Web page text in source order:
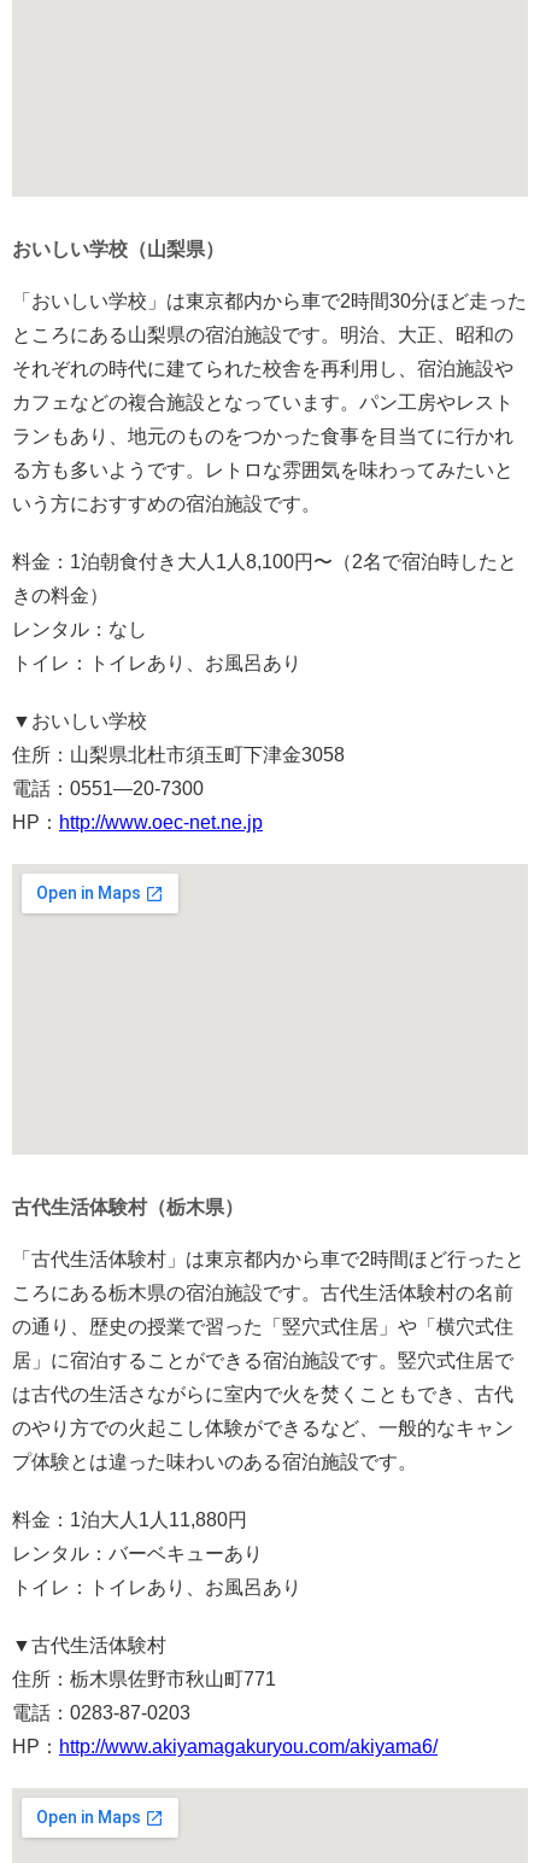
おいしい学校（山梨県）
「おいしい学校」は東京都内から車で2時間30分ほど走った
ところにある山梨県の宿泊施設です。明治、大正、昭和の
それぞれの時代に建てられた校舎を再利用し、宿泊施設や
カフェなどの複合施設となっています。パン工房やレスト
ランもあり、地元のものをつかった食事を目当てに行かれ
る方も多いようです。レトロな雰囲気を味わってみたいと
いう方におすすめの宿泊施設です。
料金：1泊朝食付き大人1人8,100円〜（2名で宿泊時したと
きの料金）
レンタル：なし
トイレ：トイレあり、お風呂あり
▼ おいしい学校
住所：山梨県北杜市須玉町下津金3058
電話：0551—20-7300
HP： http://www.oec-net.ne.jp
古代生活体験村（栃木県）
「古代生活体験村」は東京都内から車で2時間ほど行ったと
ころにある栃木県の宿泊施設です。古代生活体験村の名前
の通り、歴史の授業で習った「竪穴式住居」や「横穴式住
居」に宿泊することができる宿泊施設です。竪穴式住居で
は古代の生活さながらに室内で火を焚くこともでき、古代
のやり方での火起こし体験ができるなど、一般的なキャン
プ体験とは違った味わいのある宿泊施設です。
料金：1泊大人1人11,880円
レンタル：バーベキューあり
トイレ：トイレあり、お風呂あり
▼古代生活体験村
住所：栃木県佐野市秋山町771
電話：0283-87-0203
HP： http://www.akiyamagakuryou.com/akiyama6/